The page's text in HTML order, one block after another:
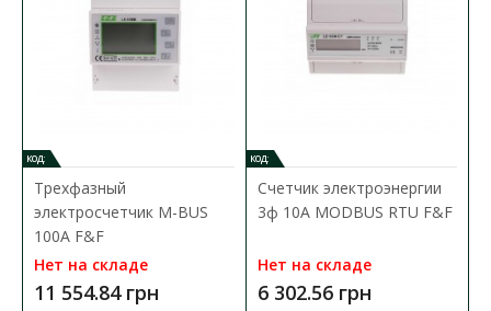
Трехфазный счетчик электроэнергии. Ток 80А. WZE-3 -
статический (электронный) счетчик электроэне..
В КОРЗИНУ
В закладки
КОД:
Трехфазный
электросчетчик M-BUS
100A F&F
Нет на складе
11 554.84 грн
КОД:
Счетчик электроэнергии
3ф 10A MODBUS RTU F&F
Нет на складе
6 302.56 грн